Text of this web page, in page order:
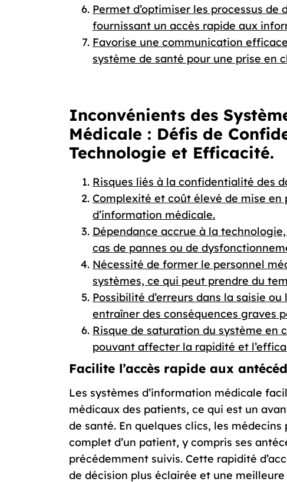
Permet d’optimiser les processus
fournissant un accès rapide aux
Favorise une communication
système de santé pour une prise en
Inconvénients des
Médicale : Défis de
Technologie et Efficacité.
Risques liés à la confidentialité des
Complexité et coût élevé de mise
d’information médicale.
Dépendance accrue à la
cas de pannes ou de
Nécessité de former le personnel
systèmes, ce qui peut prendre du
Possibilité d’erreurs dans la saisie
entraîner des conséquences graves
Risque de saturation du système en
pouvant affecter la rapidité et
Facilite l’accès rapide aux
Les systèmes d’information médicale
médicaux des patients, ce qui est un
de santé. En quelques clics, les
complet d’un patient, y compris ses
précédemment suivis. Cette rapidité
de décision plus éclairée et une